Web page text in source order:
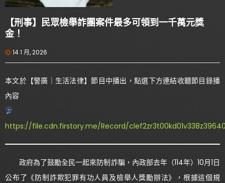
【刑事】民眾檢舉詐團案件最多可領到一千萬元獎
金！
14 1 月, 2026
本文於【警廣｜生活法律】節目中播出，點選下方連結收聽節目錄播
內容
https://file.cdn.firstory.me/Record/
政府為了鼓勵全民一起來防制詐騙，內政部去年（114年）10月1日
公布了《防制詐欺犯罪有功人員及檢舉人獎勵辦法》，根據這個規